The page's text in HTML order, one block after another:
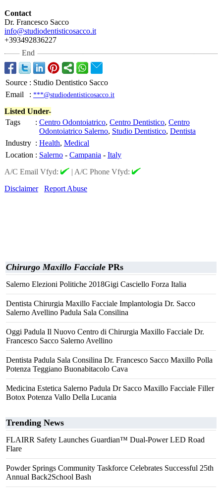
Contact
Dr. Francesco Sacco
info@studiodentisticosacco.it
+393492836227
End
Source : Studio Dentistico Sacco
Email
: ***@studiodentisticosacco.it
Listed Under-
Tags
: Centro Odontoiatrico, Centro Dentistico, Centro
Odontoiatrico Salerno, Studio Dentistico, Dentista
Industry : Health, Medical
Location : Salerno - Campania - Italy
A/C Email Vfyd:
| A/C Phone Vfyd:
Disclaimer
Report Abuse
Chirurgo Maxillo Facciale PRs
Salerno Elezioni Politiche 2018Gigi Casciello Forza Italia
Dentista Chirurgia Maxillo Facciale Implantologia Dr. Sacco
Salerno Avellino Padula Sala Consilina
Oggi Padula Il Nuovo Centro di Chirurgia Maxillo Facciale Dr.
Francesco Sacco Salerno Avellino
Dentista Padula Sala Consilina Dr. Francesco Sacco Maxillo Polla
Potenza Teggiano Buonabitacolo Cava
Medicina Estetica Salerno Padula Dr Sacco Maxillo Facciale Filler
Botox Potenza Vallo Della Lucania
Trending News
FLAIRR Safety Launches Guardian™ Dual-Power LED Road
Flare
Powder Springs Community Taskforce Celebrates Successful 25th
Annual Back2School Bash